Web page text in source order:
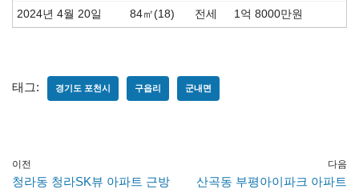
2024년 4월 20일 84㎡(18) 전세 1억 8000만원
태그: 경기도 포천시 구읍리 군내면
이전
청라동 청라SK뷰 아파트 근방
다음
산곡동 부평아이파크 아파트